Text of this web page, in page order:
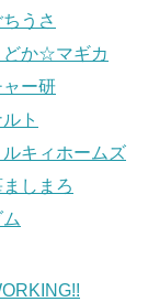
うさ
どか☆マギカ
ー研
ト
キィホームズ
しまろ